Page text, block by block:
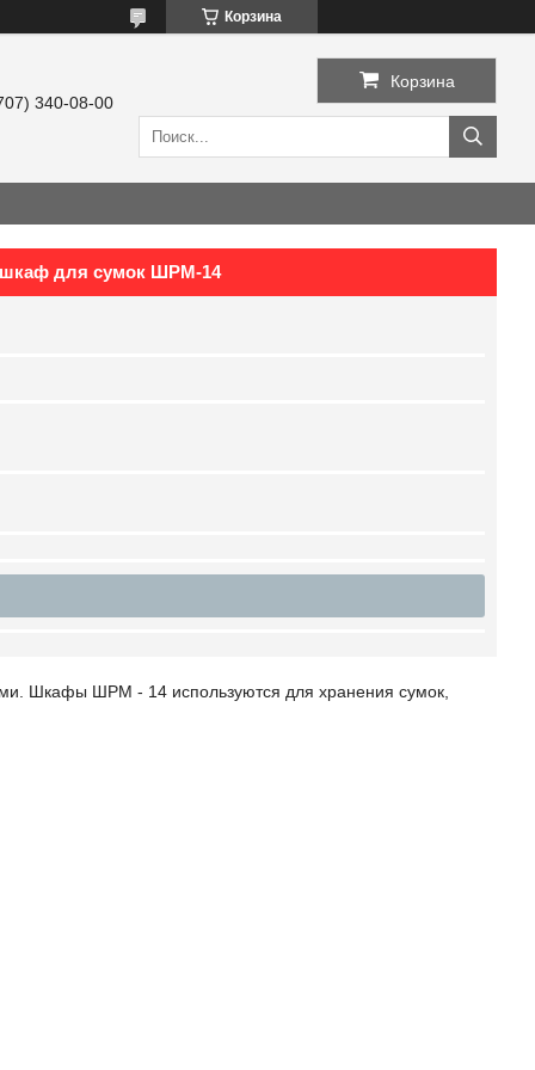
Корзина
340-08-00
Корзина
шкаф для сумок ШРМ-14
Шкафы ШРМ - 14 используются для хранения сумок,